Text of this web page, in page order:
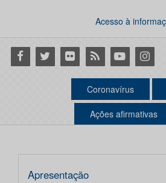
Acesso à
Facebook
Twitter Flickr RSS Youtube
Coronavírus
Ações afirmativas
Apresentação